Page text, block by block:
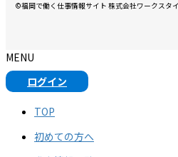
©福岡で働く仕事情報サイト 株式会社ワークスタ
MENU
ログイン
TOP
初めての⽅へ